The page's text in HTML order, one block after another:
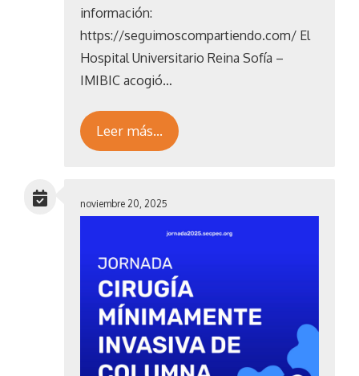
información:
https://seguimoscompartiendo.com/ El
Hospital Universitario Reina Sofía –
IMIBIC acogió…
Leer más…
noviembre 20, 2025